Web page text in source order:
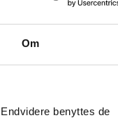
Om
benyttes de
mænd og par med